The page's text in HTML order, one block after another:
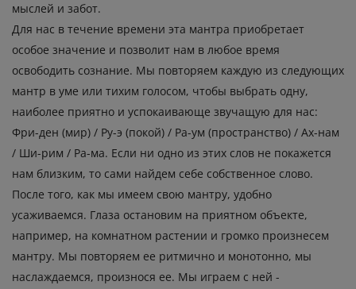
мыслей и забот.
Для нас в течение времени эта мантра приобретает
особое значение и позволит нам в любое время
освободить сознание. Мы повторяем каждую из следующих
мантр в уме или тихим голосом, чтобы выбрать одну,
наиболее приятно и успокаивающе звучащую для нас:
Фри-ден (мир) / Ру-э (покой) / Ра-ум (пространство) / Ах-нам
/ Ши-рим / Ра-ма. Если ни одно из этих слов не покажется
нам близким, то сами найдем себе собственное слово.
После того, как мы имеем свою мантру, удобно
усаживаемся. Глаза остановим на приятном объекте,
например, на комнатном растении и громко произнесем
мантру. Мы повторяем ее ритмично и монотонно, мы
наслаждаемся, произнося ее. Мы играем с ней -